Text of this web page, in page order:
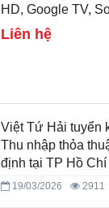
HD, Google TV,
Liên hệ
Việt Tứ Hải tuyển
Thu nhập thỏa
định tại TP Hồ Chí
19/03/2026 2911